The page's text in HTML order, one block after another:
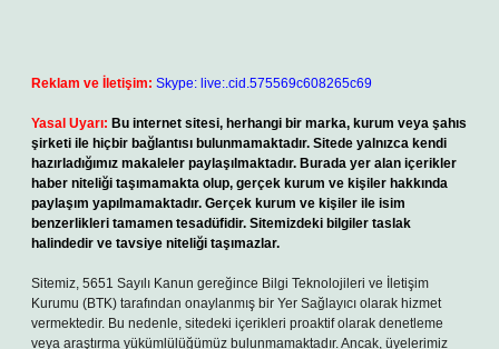
Reklam ve İletişim: Skype: live:.cid.575569c608265c69
Yasal Uyarı: Bu internet sitesi, herhangi bir marka, kurum veya şahıs
şirketi ile hiçbir bağlantısı bulunmamaktadır. Sitede yalnızca kendi
hazırladığımız makaleler paylaşılmaktadır. Burada yer alan içerikler
haber niteliği taşımamakta olup, gerçek kurum ve kişiler hakkında
paylaşım yapılmamaktadır. Gerçek kurum ve kişiler ile isim
benzerlikleri tamamen tesadüfidir. Sitemizdeki bilgiler taslak
halindedir ve tavsiye niteliği taşımazlar.
Sitemiz, 5651 Sayılı Kanun gereğince Bilgi Teknolojileri ve İletişim
Kurumu (BTK) tarafından onaylanmış bir Yer Sağlayıcı olarak hizmet
vermektedir. Bu nedenle, sitedeki içerikleri proaktif olarak denetleme
veya araştırma yükümlülüğümüz bulunmamaktadır. Ancak, üyelerimiz